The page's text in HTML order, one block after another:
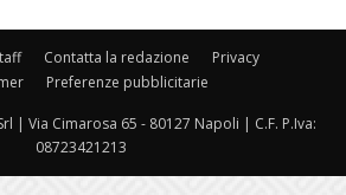
Contatta la redazione
Privacy
Preferenze pubblicitarie
| Via Cimarosa 65 - 80127 Napoli | C.F. P.Iva:
08723421213